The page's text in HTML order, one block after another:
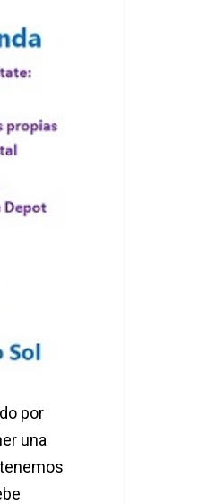
por
una